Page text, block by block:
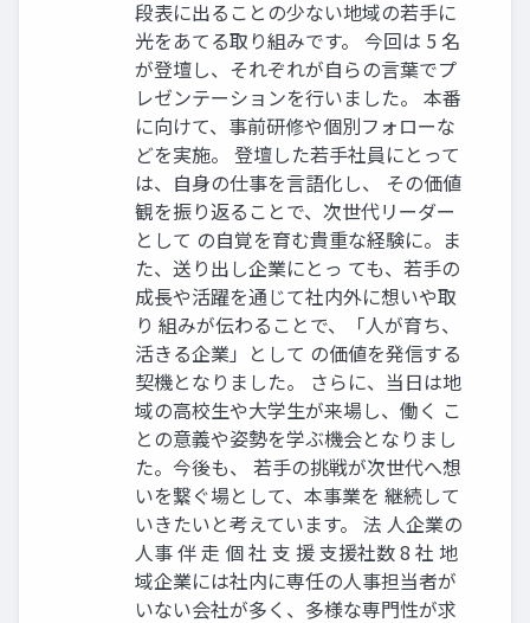
段表に出ることの少ない地域の若手に
光をあてる取り組みです。 今回は 5 名
が登壇し、それぞれが自らの言葉でプ
レゼンテーションを行いました。 本番
に向けて、事前研修や個別フォローな
どを実施。 登壇した若手社員にとって
は、自身の仕事を言語化し、 その価値
観を振り返ることで、次世代リーダー
として の自覚を育む貴重な経験に。ま
た、送り出し企業にとっ ても、若手の
成長や活躍を通じて社内外に想いや取
り 組みが伝わることで、「人が育ち、
活きる企業」として の価値を発信する
契機となりました。 さらに、当日は地
域の高校生や大学生が来場し、働く こ
との意義や姿勢を学ぶ機会となりまし
た。今後も、 若手の挑戦が次世代へ想
いを繋ぐ場として、本事業を 継続して
いきたいと考えています。 法 人企業の
人事 伴 走 個 社 支 援 支援社数 8 社 地
域企業には社内に専任の人事担当者が
いない会社が多く、多様な専門性が求